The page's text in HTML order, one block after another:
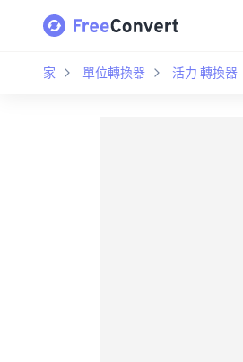
家 單位轉換器 活力 轉換器